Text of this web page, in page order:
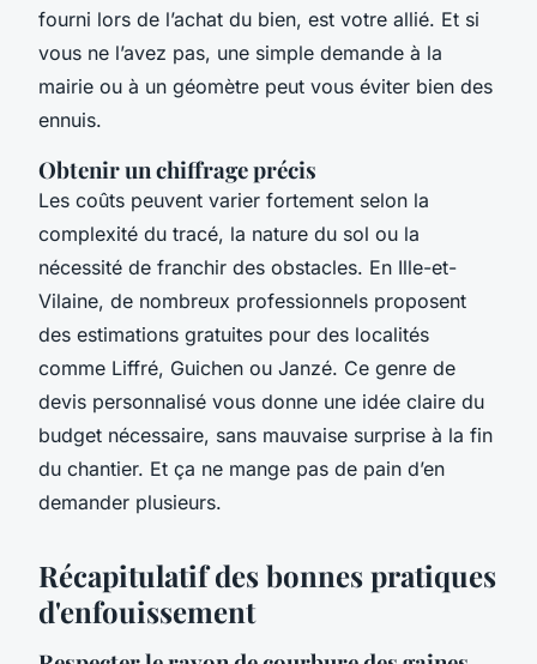
fourni lors de l’achat du bien, est votre allié. Et si
vous ne l’avez pas, une simple demande à la
mairie ou à un géomètre peut vous éviter bien des
ennuis.
Obtenir un chiffrage précis
Les coûts peuvent varier fortement selon la
complexité du tracé, la nature du sol ou la
nécessité de franchir des obstacles. En Ille-et-
Vilaine, de nombreux professionnels proposent
des estimations gratuites pour des localités
comme Liffré, Guichen ou Janzé. Ce genre de
devis personnalisé vous donne une idée claire du
budget nécessaire, sans mauvaise surprise à la fin
du chantier. Et ça ne mange pas de pain d’en
demander plusieurs.
Récapitulatif des bonnes pratiques
d'enfouissement